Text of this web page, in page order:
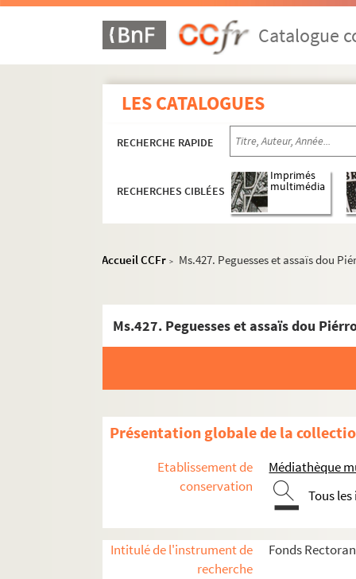
Catalogue
LES CATALOGUES
RECHERCHE RAPIDE
RECHERCHES CIBLÉES
Imprimés
multimédia
Accueil CCFr > Ms.427. Peguesses et assaïs dou
Ms.427. Peguesses et assaïs dou
Présentation globale de la
Etablissement de
conservation
Médiathèque
Tous
Intitulé de l'instrument de
recherche
Fonds Rectoran
MS.417. P. Rectoran. Au pays des Basques.
Ms.428. Loup ! Revue bayonnaise en trois actes.
Ms.416. Le gascon de Bayonne. Suite
Ms.419. P. Rectoran. Au pays des Basques.
Ms.420. Pièces diverses sur la sorcellerie au
Ms.422. Au pays des basques. Les races
Ms.426. Peguesses et assaïs dou Pierrot de la
MS.423. Au pays des basques : la danse, la
MS.424. Pelote
Ms.425. Au pays des Basques. Moeurs,
Ms.436. Chansons en basque et poèsies
Ms.437. Chansons basques